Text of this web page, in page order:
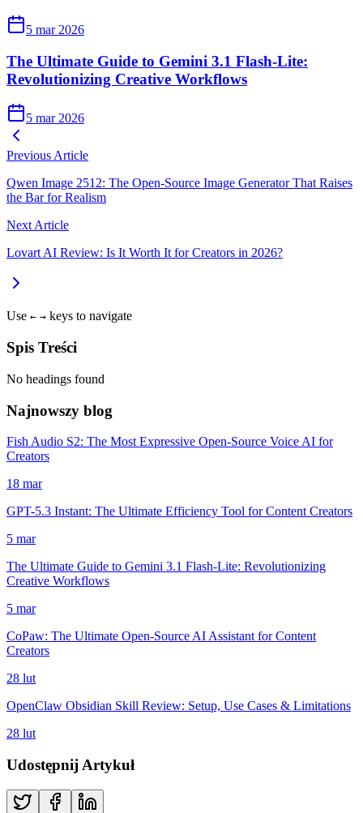
5 mar 2026
The Ultimate Guide to Gemini 3.1 Flash-Lite:
Revolutionizing Creative Workflows
5 mar 2026
Previous Article
Qwen Image 2512: The Open-Source Image Generator That Raises
the Bar for Realism
Next Article
Lovart AI Review: Is It Worth It for Creators in 2026?
Use ← → keys to navigate
Spis Treści
No headings found
Najnowszy blog
Fish Audio S2: The Most Expressive Open-Source Voice AI for
Creators
18 mar
GPT-5.3 Instant: The Ultimate Efficiency Tool for Content Creators
5 mar
The Ultimate Guide to Gemini 3.1 Flash-Lite: Revolutionizing
Creative Workflows
5 mar
CoPaw: The Ultimate Open-Source AI Assistant for Content
Creators
28 lut
OpenClaw Obsidian Skill Review: Setup, Use Cases & Limitations
28 lut
Udostępnij Artykuł